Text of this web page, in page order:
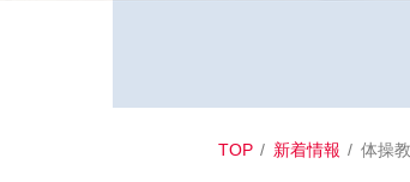
TOP 新着情報 体操